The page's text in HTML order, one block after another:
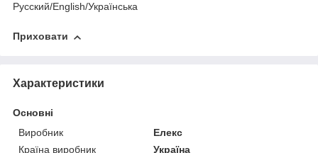
Русский/English/Українська
Приховати
Характеристики
Основні
Виробник
Елекс
Країна виробник
Україна